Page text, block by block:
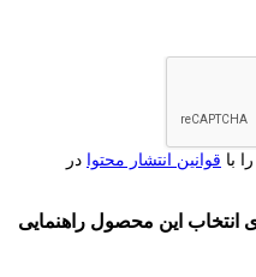
با قوانین انتشار محتوا در
انتخاب این محصول راهنمایی